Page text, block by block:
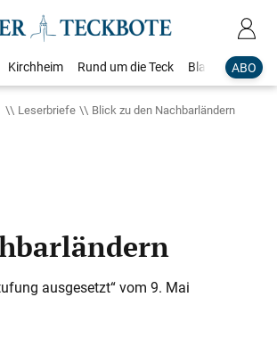
ABO
Kirchheim Rund um die Teck Blaulicht
Leserbriefe Blick zu den Nachbarländern
ausgesetzt“ vom 9. Mai